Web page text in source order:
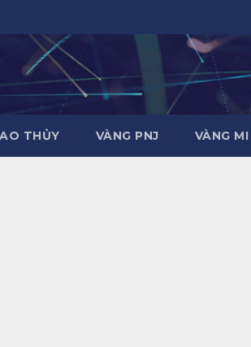
THỦY VÀNG PNJ VÀNG